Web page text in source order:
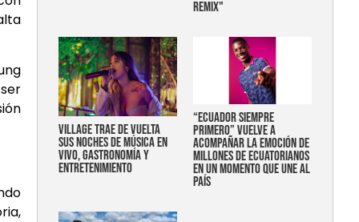
REMIX"
Village trae de vuelta
sus noches de música en
vivo, gastronomía y
entretenimiento
“Ecuador siempre
primero” vuelve a
acompañar la emoción de
millones de ecuatorianos
en un momento que une al
país